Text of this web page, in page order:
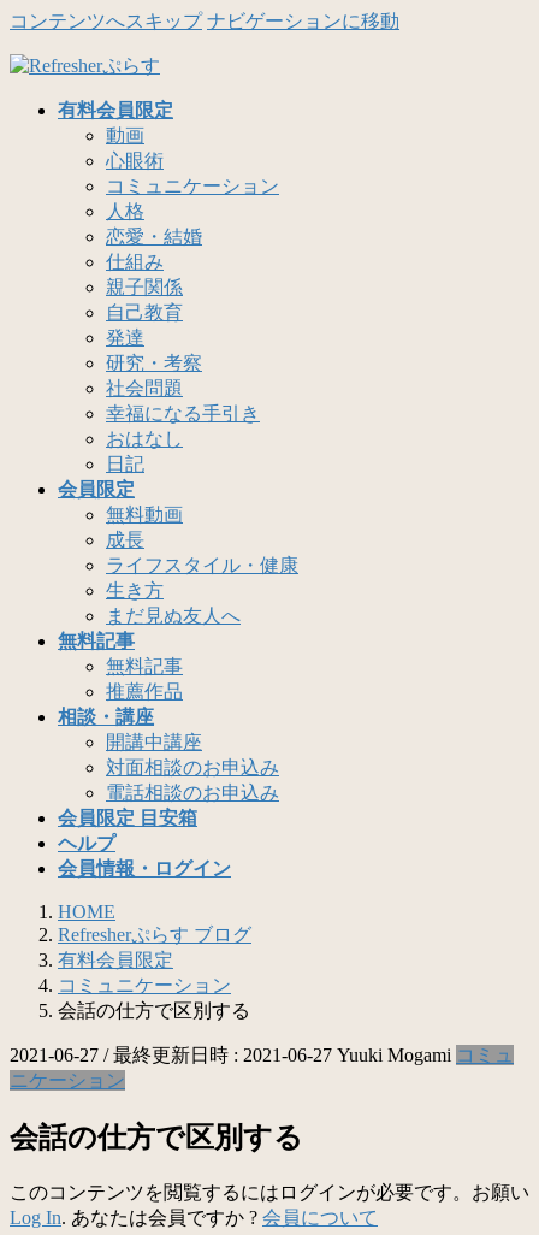
コンテンツへスキップ ナビゲーションに移動
有料会員限定
動画
心眼術
コミュニケーション
人格
恋愛・結婚
仕組み
親子関係
自己教育
発達
研究・考察
社会問題
幸福になる手引き
おはなし
日記
会員限定
無料動画
成長
ライフスタイル・健康
生き方
まだ見ぬ友人へ
無料記事
無料記事
推薦作品
相談・講座
開講中講座
対面相談のお申込み
電話相談のお申込み
会員限定 目安箱
ヘルプ
会員情報・ログイン
HOME
Refresherぷらす ブログ
有料会員限定
コミュニケーション
会話の仕方で区別する
2021-06-27 / 最終更新日時 : 2021-06-27 Yuuki Mogami コミュ
ニケーション
会話の仕方で区別する
このコンテンツを閲覧するにはログインが必要です。お願い
Log In. あなたは会員ですか ? 会員について